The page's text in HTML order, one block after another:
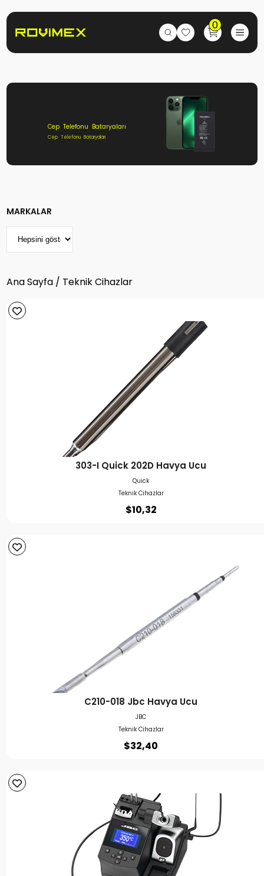
0
Cep Telefonu Bataryaları
Cep Telefonu Bataryaları
MARKALAR
Ana Sayfa / Teknik Cihazlar
303-I Quick 202D Havya Ucu
Quick
Teknik Cihazlar
$10,32
C210-018 Jbc Havya Ucu
JBC
Teknik Cihazlar
$32,40